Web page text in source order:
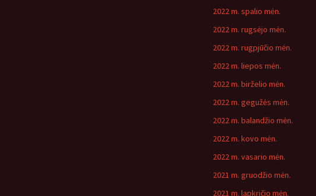
2022 m. spalio mėn.
2022 m. rugsėjo mėn.
2022 m. rugpjūčio mėn.
2022 m. liepos mėn.
2022 m. birželio mėn.
2022 m. gegužės mėn.
2022 m. balandžio mėn.
2022 m. kovo mėn.
2022 m. vasario mėn.
2021 m. gruodžio mėn.
2021 m. lapkričio mėn.